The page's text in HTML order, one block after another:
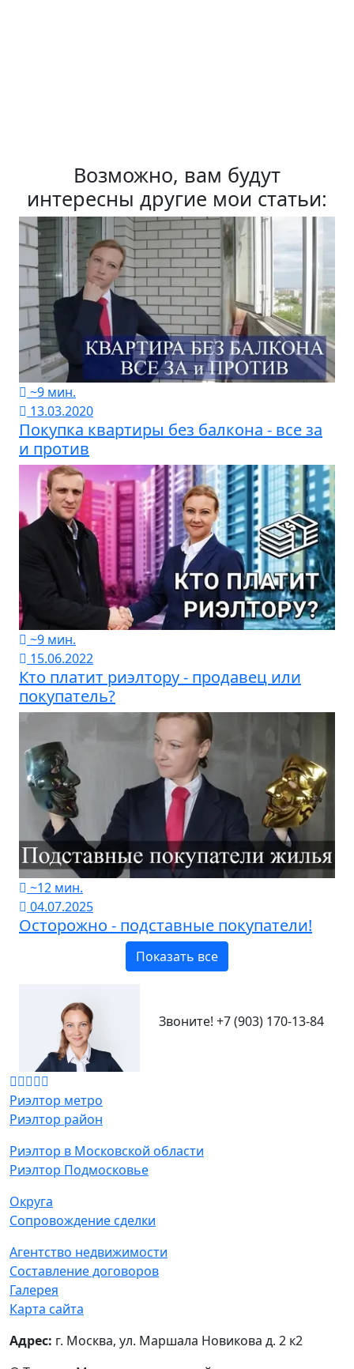
Возможно, вам будут
интересны другие мои статьи:
~9 мин.
13.03.2020
Покупка квартиры без балкона - все за
и против
~9 мин.
15.06.2022
Кто платит риэлтору - продавец или
покупатель?
~12 мин.
04.07.2025
Осторожно - подставные покупатели!
Показать все
Звоните! +7 (903) 170-13-84
Риэлтор метро
Риэлтор район
Риэлтор в Московской области
Риэлтор Подмосковье
Округа
Сопровождение сделки
Агентство недвижимости
Составление договоров
Галерея
Карта сайта
Адрес: г. Москва, ул. Маршала Новикова д. 2 к2